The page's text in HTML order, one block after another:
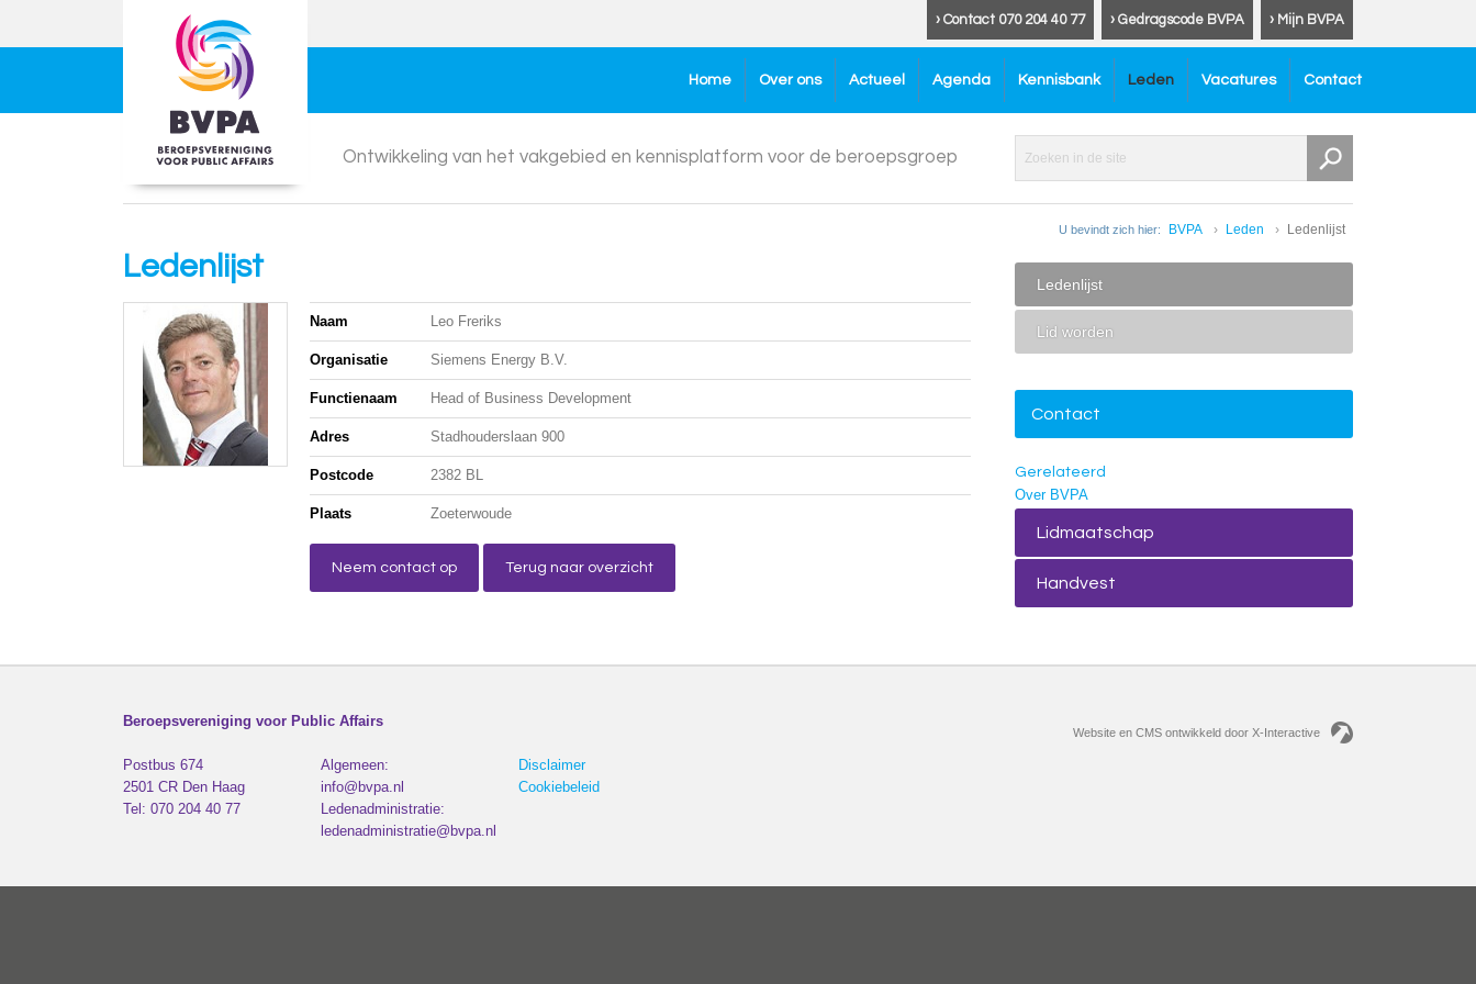
› Mijn BVPA
› Gedragscode BVPA
› Contact 070 204 40 77
Home Over ons Actueel Agenda Kennisbank Leden Vacatures Contact
Ontwikkeling van het vakgebied en kennisplatform voor de beroepsgroep
U bevindt zich hier: BVPA Leden Ledenlijst
Ledenlijst
Naam Leo Freriks
Organisatie Siemens Energy B.V.
Functienaam Head of Business Development
Adres Stadhouderslaan 900
Postcode 2382 BL
Plaats Zoeterwoude
Neem contact op Terug naar overzicht
Ledenlijst
Lid worden
Contact
Gerelateerd
Over BVPA
Lidmaatschap
Handvest
Beroepsvereniging voor Public Affairs
Postbus 674
2501 CR Den Haag
Tel: 070 204 40 77
Algemeen:
info@bvpa.nl
Ledenadministratie:
ledenadministratie@bvpa.nl
Disclaimer
Cookiebeleid
Website en CMS ontwikkeld door X-Interactive